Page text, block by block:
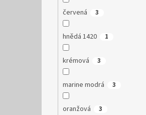
červená 3
hnědá 1420 1
krémová 3
marine modrá 3
oranžová 3